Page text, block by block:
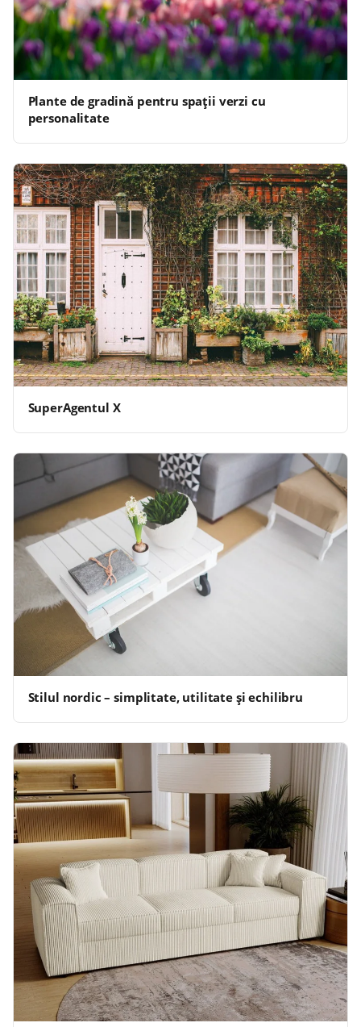
Plante de gradină pentru spații verzi cu
personalitate
SuperAgentul X
Stilul nordic – simplitate, utilitate şi echilibru